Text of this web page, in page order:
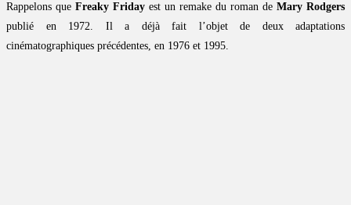
Rappelons que Freaky Friday est un remake du roman de Mary Rodgers
publié en 1972. Il a déjà fait l’objet de deux adaptations
cinématographiques précédentes, en 1976 et 1995.